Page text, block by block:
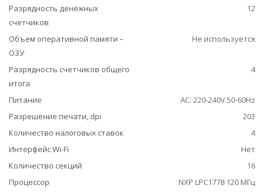
Разрядность денежных
счетчиков
12
Объем оперативной памяти –
ОЗУ
Не используется
Разрядность счетчиков общего
итога
4
Питание
AC: 220-240V 50-60Hz
Разрешение печати, dpi
203
Количество налоговых ставок
4
Интерфейс Wi-Fi
Нет
Количество секций
16
Процессор
NXP LPC1778 120 МГц